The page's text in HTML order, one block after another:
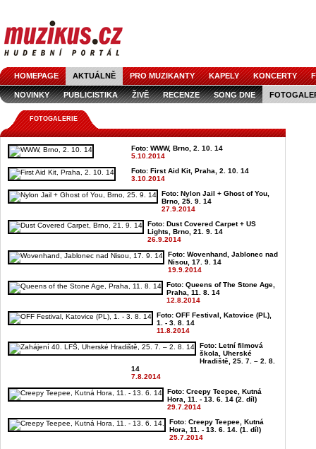
HOMEPAGE AKTUÁLNĚ PRO MUZIKANTY KAPELY KONCERTY
NOVINKY PUBLICISTIKA ŽIVĚ RECENZE SONG DNE
FOTOGALERIE
Foto: WWW, Brno, 2. 10. 14
5.10.2014
Foto: First Aid Kit, Praha, 2. 10. 14
3.10.2014
Foto: Nylon Jail + Ghost of You,
Brno, 25. 9. 14
27.9.2014
Foto: Dust Covered Carpet + US
Lights, Brno, 21. 9. 14
26.9.2014
Foto: Wovenhand, Jablonec nad
Nisou, 17. 9. 14
19.9.2014
Foto: Queens of The Stone Age,
Praha, 11. 8. 14
12.8.2014
Foto: OFF Festival, Katovice (PL),
1. - 3. 8. 14
11.8.2014
Foto: Letní filmová
škola, Uherské
Hradiště, 25. 7. – 2. 8.
14
7.8.2014
Foto: Creepy Teepee, Kutná
Hora, 11. - 13. 6. 14 (2. díl)
29.7.2014
Foto: Creepy Teepee, Kutná
Hora, 11. - 13. 6. 14. (1. díl)
25.7.2014